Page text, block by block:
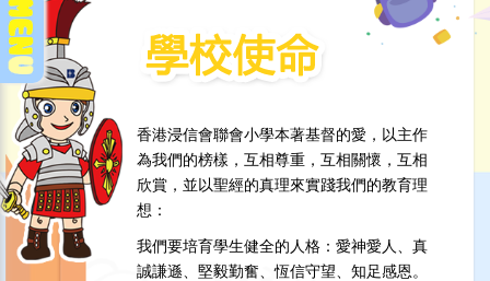
香港浸信會聯會小學本著基督的愛，以主作
為我們的榜樣，互相尊重，互相關懷，互相
欣賞，並以聖經的真理來實踐我們的教育理
想：
我們要培育學生健全的人格：愛神愛人、真
誠謙遜、堅毅勤奮、恆信守望、知足感恩。